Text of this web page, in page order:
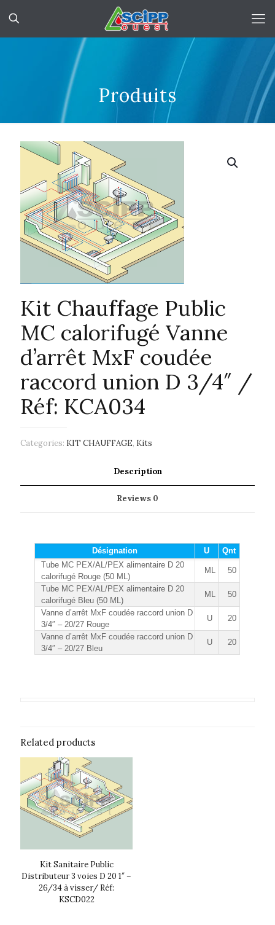
Produits
Kit Chauffage Public
MC calorifugé Vanne
d’arrêt MxF coudée
raccord union D 3/4″ /
Réf: KCA034
Categories: KIT CHAUFFAGE, Kits
Description
Reviews 0
Désignation U
Qnt
Tube MC PEX/AL/PEX alimentaire D 20
calorifugé Rouge (50 ML)
ML
50
Tube MC PEX/AL/PEX alimentaire D 20
calorifugé Bleu (50 ML)
ML
50
Vanne d’arrêt MxF coudée raccord union D
3/4″ – 20/27 Rouge
U
20
Vanne d’arrêt MxF coudée raccord union D
3/4″ – 20/27 Bleu
U 20
Related products
Kit Sanitaire Public
Distributeur 3 voies D 20 1″ –
26/34 à visser/ Réf:
KSCD022